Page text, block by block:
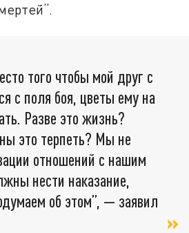
того чтобы мой друг с
с поля боя, цветы ему на
Разве это жизнь?
это терпеть? Мы не
отношений с нашим
нести наказание,
об этом”, — заявил